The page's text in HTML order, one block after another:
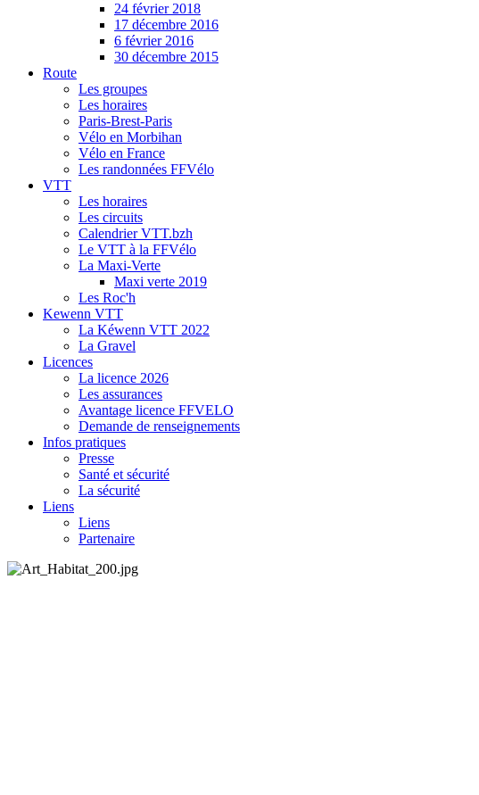
24 février 2018
17 décembre 2016
6 février 2016
30 décembre 2015
Route
Les groupes
Les horaires
Paris-Brest-Paris
Vélo en Morbihan
Vélo en France
Les randonnées FFVélo
VTT
Les horaires
Les circuits
Calendrier VTT.bzh
Le VTT à la FFVélo
La Maxi-Verte
Maxi verte 2019
Les Roc'h
Kewenn VTT
La Kéwenn VTT 2022
La Gravel
Licences
La licence 2026
Les assurances
Avantage licence FFVELO
Demande de renseignements
Infos pratiques
Presse
Santé et sécurité
La sécurité
Liens
Liens
Partenaire